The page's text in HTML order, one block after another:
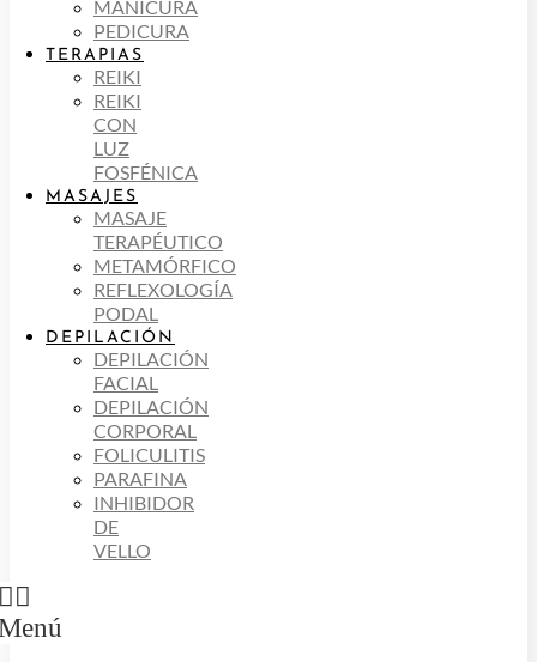
MANICURA
PEDICURA
TERAPIAS
REIKI
REIKI
CON
LUZ
FOSFÉNICA
MASAJES
MASAJE
TERAPÉUTICO
METAMÓRFICO
REFLEXOLOGÍA
PODAL
DEPILACIÓN
DEPILACIÓN
FACIAL
DEPILACIÓN
CORPORAL
FOLICULITIS
PARAFINA
INHIBIDOR
DE
VELLO